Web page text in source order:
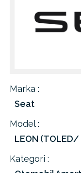
Marka :
Seat
Model :
LEON (TOLED/
Kategori :